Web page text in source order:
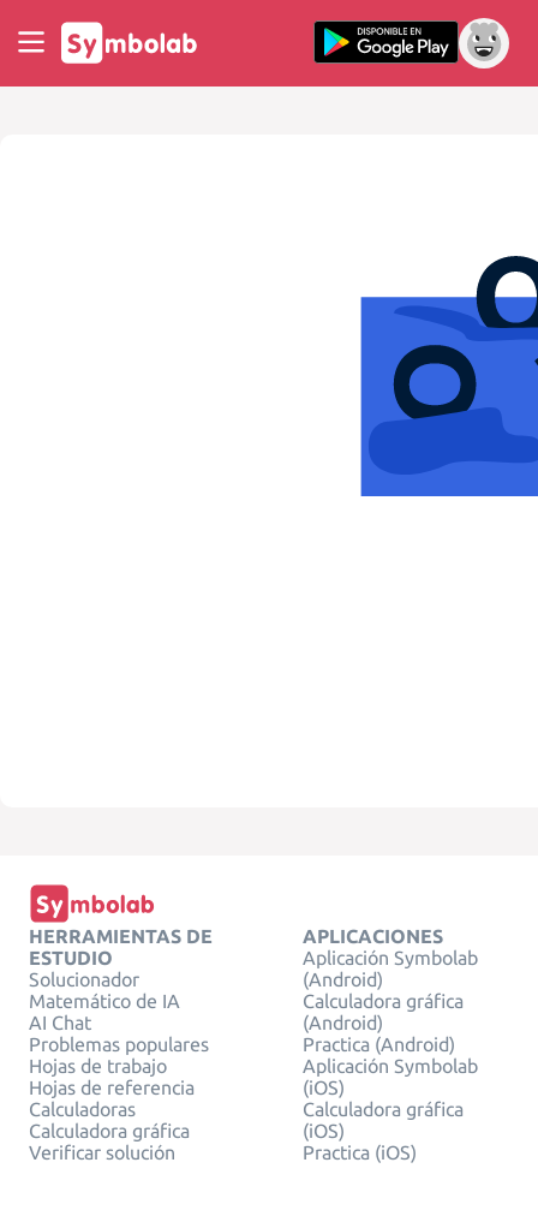
HERRAMIENTAS DE
ESTUDIO
Solucionador
Matemático de IA
AI Chat
Problemas populares
Hojas de trabajo
Hojas de referencia
Calculadoras
Calculadora gráfica
Verificar solución
APLICACIONES
Aplicación Symbolab
(Android)
Calculadora gráfica
(Android)
Practica (Android)
Aplicación Symbolab
(iOS)
Calculadora gráfica
(iOS)
Practica (iOS)